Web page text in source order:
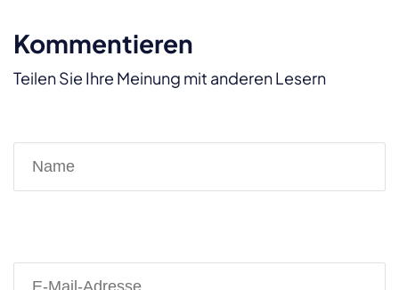
Kommentieren
Teilen Sie Ihre Meinung mit anderen Lesern